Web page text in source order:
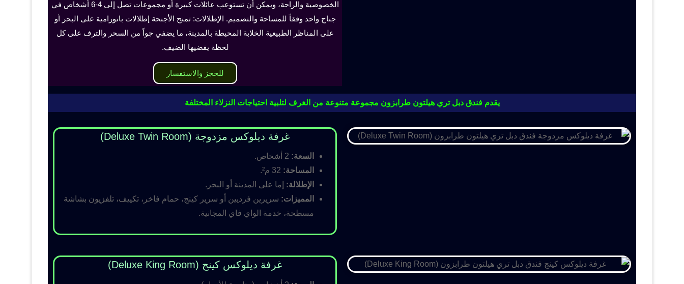
الخصوصية والراحة، ويمكن أن تستوعب عائلات كبيرة أو مجموعات تصل إلى 4-6 أشخاص في
جناح واحد وفقاً للمساحة والتصميم. الإطلالات: تمنح الأجنحة إطلالات بانورامية على البحر أو
على المناظر الطبيعية الخلابة المحيطة بالمدينة، ما يضفي جواً من السحر والترف على كل
لحظة يقضيها الضيف.
للحجز والاستفسار
يقدم فندق دبل تري هيلتون طرابزون مجموعة متنوعة من الغرف لتلبية احتياجات النزلاء المختلفة
غرفة ديلوكس مزدوجة (Deluxe Twin Room)
السعة:
المساحة:
الإطلالة: إما على المدينة أو البحر.
المميزات: سريرين فرديين أو سرير كينج، حمام فاخر، تكييف، تلفزيون بشاشة
مسطحة، خدمة الواي فاي المجانية.
غرفة ديلوكس كينج (Deluxe King Room)